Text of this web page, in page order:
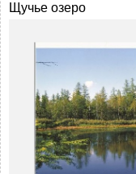
Щучье озеро